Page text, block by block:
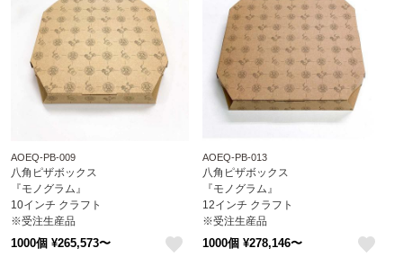
AOEQ-PB-009
八角ピザボックス
『モノグラム』
10インチ クラフト
※受注生産品
※沖縄・離島 送料別途
1000個 ¥265,573〜
AOEQ-PB-013
八角ピザボックス
『モノグラム』
12インチ クラフト
※受注生産品
※沖縄・離島 送料別途
1000個 ¥278,146〜